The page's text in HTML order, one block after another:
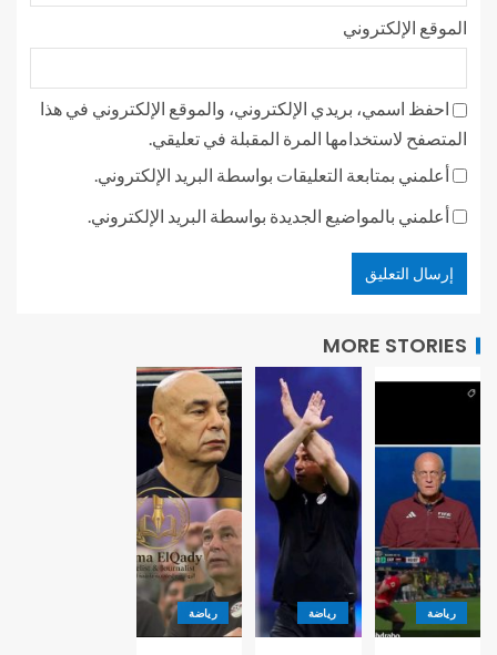
الموقع الإلكتروني
احفظ اسمي، بريدي الإلكتروني، والموقع الإلكتروني في هذا
المتصفح لاستخدامها المرة المقبلة في تعليقي.
أعلمني بمتابعة التعليقات بواسطة البريد الإلكتروني.
أعلمني بالمواضيع الجديدة بواسطة البريد الإلكتروني.
MORE STORIES
رياضة رياضة رياضة